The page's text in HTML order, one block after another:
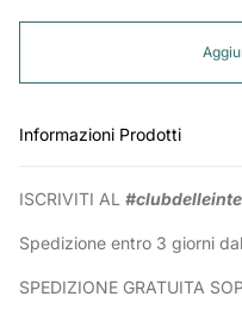
Informazioni Prodotti
ISCRIVITI AL
Spedizione entro 3 giorni
SPEDIZIONE GRATUITA